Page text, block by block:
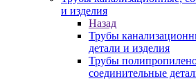
и изделия
Назад
Трубы
детали и изделия
Трубы
соединительные